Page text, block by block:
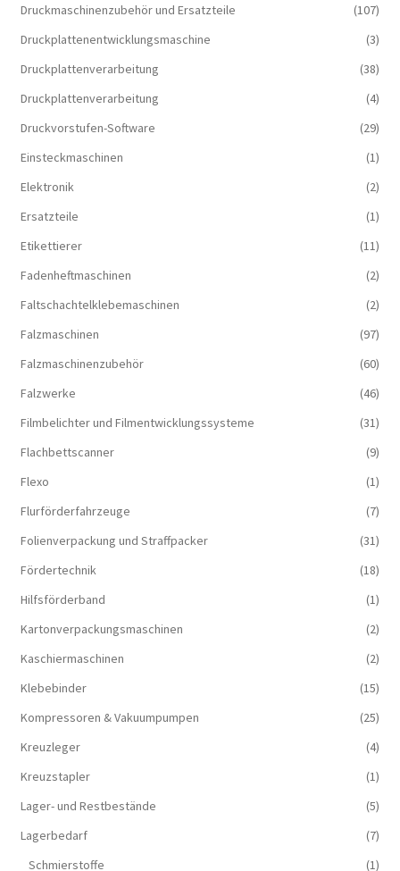
Druckmaschinenzubehör und Ersatzteile
(107)
Druckplattenentwicklungsmaschine
(3)
Druckplattenverarbeitung
(38)
Druckplattenverarbeitung
(4)
Druckvorstufen-Software
(29)
Einsteckmaschinen
(1)
Elektronik
(2)
Ersatzteile
(1)
Etikettierer
(11)
Fadenheftmaschinen
(2)
Faltschachtelklebemaschinen
(2)
Falzmaschinen
(97)
Falzmaschinenzubehör
(60)
Falzwerke
(46)
Filmbelichter und Filmentwicklungssysteme
(31)
Flachbettscanner
(9)
Flexo
(1)
Flurförderfahrzeuge
(7)
Folienverpackung und Straffpacker
(31)
Fördertechnik
(18)
Hilfsförderband
(1)
Kartonverpackungsmaschinen
(2)
Kaschiermaschinen
(2)
Klebebinder
(15)
Kompressoren & Vakuum­pumpen
(25)
Kreuzleger
(4)
Kreuzstapler
(1)
Lager- und Restbestände
(5)
Lagerbedarf
(7)
Schmierstoffe
(1)